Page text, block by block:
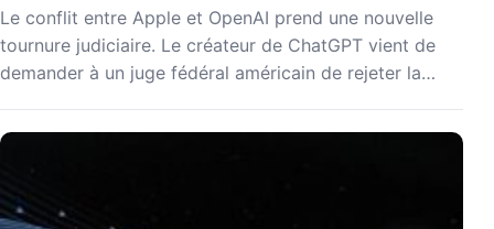
Le conflit entre Apple et OpenAI prend une nouvelle
tournure judiciaire. Le créateur de ChatGPT vient de
demander à un juge fédéral américain de rejeter la…